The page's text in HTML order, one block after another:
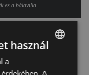
ez a bálavilla
illetve
a felépítése
használ
a